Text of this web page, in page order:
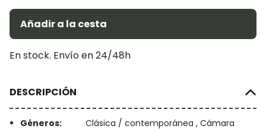
Añadir a la cesta
En stock. Envío en 24/48h
DESCRIPCIÓN
Géneros:
Clásica / contemporánea , Cámara